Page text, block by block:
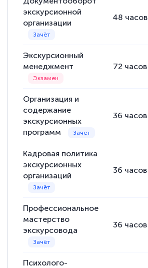
экскурсионной
организации
48 часов
Экскурсионный
менеджмент
72 часов
Организация и
содержание
экскурсионных
программ
36 часов
Кадровая политика
экскурсионных
организаций
36 часов
Профессиональное
мастерство
экскурсовода
36 часов
Психолого-